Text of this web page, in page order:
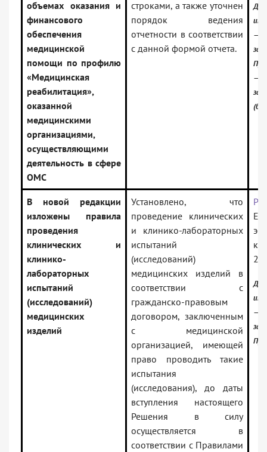
объемах оказания и
финансового
обеспечения
медицинской
помощи по профилю
«Медицинская
реабилитация»,
оказанной
медицинскими
организациями,
осуществляющими
деятельность в сфере
ОМС
строками, а также уточнен
порядок ведения
отчетности в соответствии
с данной формой отчета.
—
—
В новой редакции
изложены правила
проведения
клинических и
клинико-
лабораторных
испытаний
(исследований)
медицинских
изделий
Установлено, что
проведение клинических
и клинико-лабораторных
испытаний
(исследований)
медицинских изделий в
соответствии с
гражданско-правовым
договором, заключенным
с медицинской
организацией, имеющей
право проводить такие
испытания
(исследования), до даты
вступления настоящего
Решения в силу
осуществляется в
соответствии с Правилами
—